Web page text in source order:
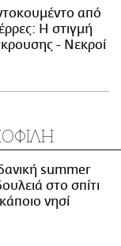
από
Η στιγμή
- Νεκροί
summer
στο σπίτι
νησί